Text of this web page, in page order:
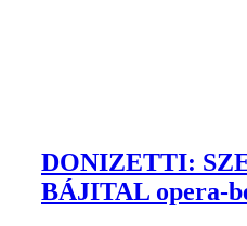
DONIZETTI:
BÁJITAL opera-